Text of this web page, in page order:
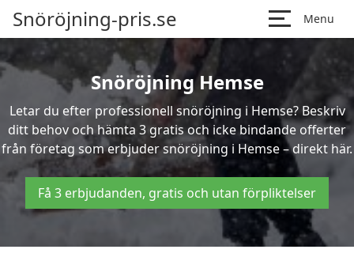
Snöröjning-pris.se Menu
Snöröjning Hemse
Letar du efter professionell snöröjning i Hemse? Beskriv
ditt behov och hämta 3 gratis och icke bindande offerter
från företag som erbjuder snöröjning i Hemse – direkt här.
Få 3 erbjudanden, gratis och utan förpliktelser